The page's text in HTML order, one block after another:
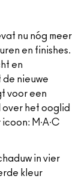
nu nóg meer
en finishes.
en
nieuwe
voor een
over het ooglid
M∙A∙C
in vier
kleur